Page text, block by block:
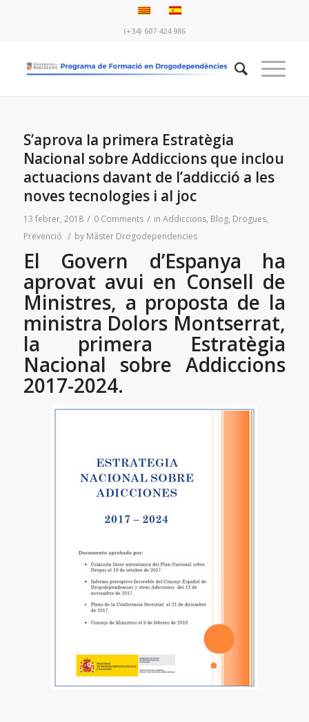
(+34) 607 424 986
S’aprova la primera Estratègia
Nacional sobre Addiccions que inclou
actuacions davant de l’addicció a les
noves tecnologies i al joc
13 febrer, 2018 / 0 Comments / in Addiccions, Blog, Drogues,
Prevenció / by Màster Drogodependencies
El Govern d’Espanya ha
aprovat avui en Consell de
Ministres, a proposta de la
ministra Dolors Montserrat,
la primera Estratègia
Nacional sobre Addiccions
2017-2024.